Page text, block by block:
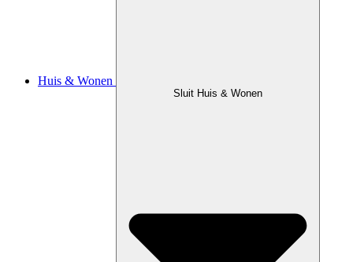
Huis & Wonen
Sluit Huis & Wonen